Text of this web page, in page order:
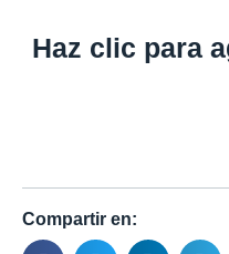
Haz clic para
Compartir en: